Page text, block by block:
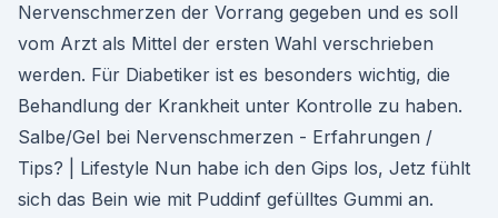
Nervenschmerzen der Vorrang gegeben und es soll
vom Arzt als Mittel der ersten Wahl verschrieben
werden. Für Diabetiker ist es besonders wichtig, die
Behandlung der Krankheit unter Kontrolle zu haben.
Salbe/Gel bei Nervenschmerzen - Erfahrungen /
Tips? | Lifestyle Nun habe ich den Gips los, Jetz fühlt
sich das Bein wie mit Puddinf gefülltes Gummi an.